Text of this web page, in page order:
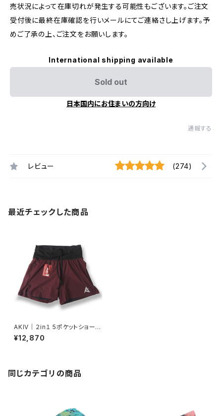
売状況によって在庫切れが発生する可能性もございます。ご注文
受付後に最終在庫確認を行いメールにてご連絡さし上げます。予
めご了承の上、ご注文をお願いします。
International shipping available
Sold out
日本国内にお住まいの方向け
通報する
レビュー (274)
最近チェックした商品
AKIV｜２in１ 5ポケットショーツ
（インナータイツ付）（レッド）
¥12,870
同じカテゴリの商品